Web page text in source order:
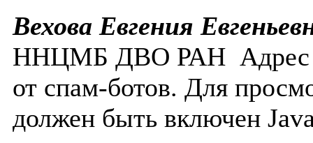
Вехова Евгения
ННЦМБ ДВО РАН
от спам-ботов. Для
должен быть включен